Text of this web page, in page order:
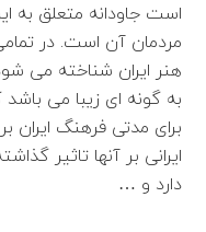
است جاودانه متعلق به
مردمان آن است. در
هنر ایران شناخته می
به گونه ای زیبا می
برای مدتی فرهنگ
ایرانی بر آنها تاثیر
دارد و …